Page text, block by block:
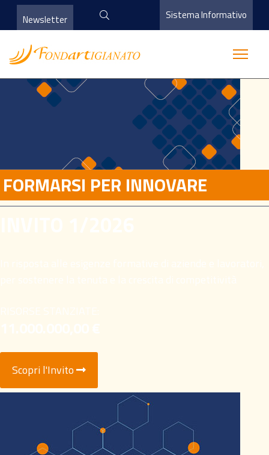
Newsletter Sistema Informativo
FORMARSI PER INNOVARE
Scopri l'Invito